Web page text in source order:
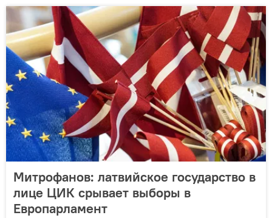
Митрофанов: латвийское государство в
лице ЦИК срывает выборы в
Европарламент